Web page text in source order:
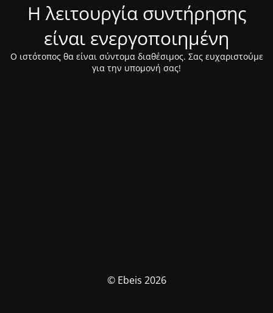
Η λειτουργία συντήρησης
είναι ενεργοποιημένη
Ο ιστότοπος θα είναι σύντομα διαθέσιμος. Σας ευχαριστούμε
για την υπομονή σας!
© Ebeis 2026